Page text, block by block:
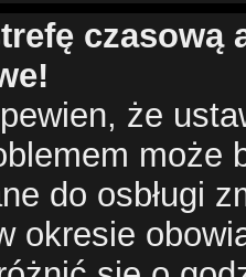
czasową
że
może
do osbługi
okresie